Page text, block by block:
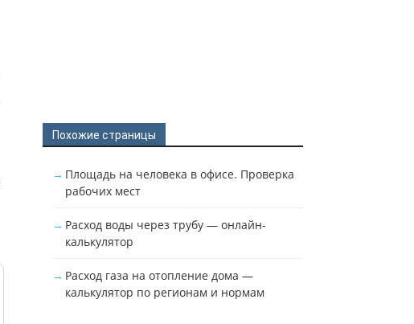
Похожие страницы
Площадь на человека в офисе. Проверка
рабочих мест
Расход воды через трубу — онлайн-
калькулятор
Расход газа на отопление дома —
калькулятор по регионам и нормам